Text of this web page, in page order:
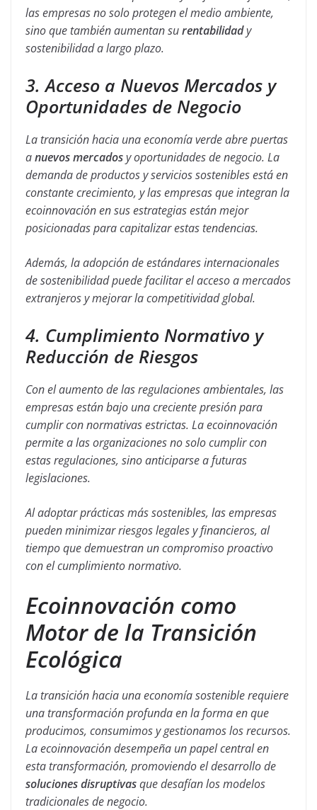
las empresas no solo protegen el medio ambiente,
sino que también aumentan surentabilidady
sostenibilidad a largo plazo.
3. Acceso a Nuevos Mercados y
Oportunidades de Negocio
La transición hacia una economía verde abre puertas
anuevos mercadosy oportunidades de negocio. La
demanda de productos y servicios sostenibles está en
constante crecimiento, y las empresas que integran la
ecoinnovación en sus estrategias están mejor
posicionadas para capitalizar estas tendencias.
Además, la adopción de estándares internacionales
de sostenibilidad puede facilitar el acceso a mercados
extranjeros y mejorar la competitividad global.
4. Cumplimiento Normativo y
Reducción de Riesgos
Con el aumento de las regulaciones ambientales, las
empresas están bajo una creciente presión para
cumplir con normativas estrictas. La ecoinnovación
permite a las organizaciones no solo cumplir con
estas regulaciones, sino anticiparse a futuras
legislaciones.
Al adoptar prácticas más sostenibles, las empresas
pueden minimizar riesgos legales y financieros, al
tiempo que demuestran un compromiso proactivo
con el cumplimiento normativo.
Ecoinnovación como
Motor de la Transición
Ecológica
La transición hacia una economía sostenible requiere
una transformación profunda en la forma en que
producimos, consumimos y gestionamos los recursos.
La ecoinnovación desempeña un papel central en
esta transformación, promoviendo el desarrollo de
soluciones disruptivasque desafían los modelos
tradicionales de negocio.